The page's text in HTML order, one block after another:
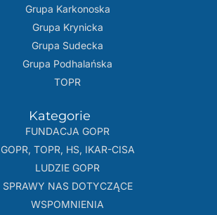
Grupa Karkonoska
Grupa Krynicka
Grupa Sudecka
Grupa Podhalańska
TOPR
Kategorie
FUNDACJA GOPR
GOPR, TOPR, HS, IKAR-CISA
LUDZIE GOPR
SPRAWY NAS DOTYCZĄCE
WSPOMNIENIA